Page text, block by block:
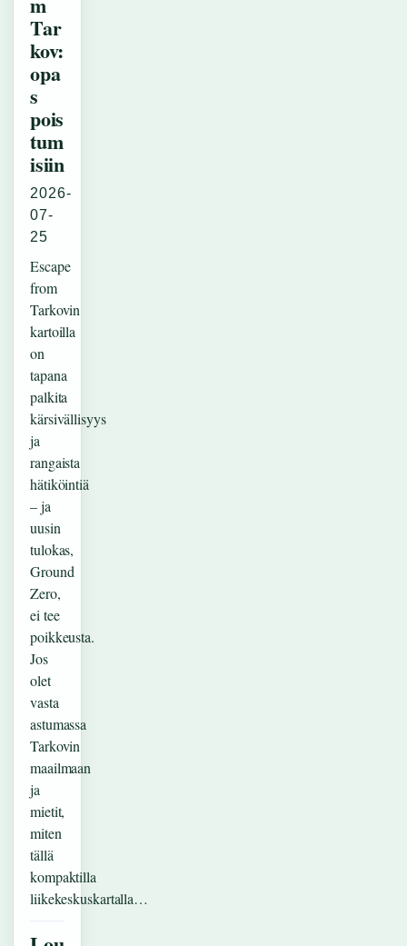
Tar
kov:
opa
s
pois
tum
isiin
2026-
07-
25
Escape
from
Tarkovin
kartoilla
on
tapana
palkita
kärsivällisyys
ja
rangaista
hätiköintiä
– ja
uusin
tulokas,
Ground
Zero,
ei tee
poikkeusta.
Jos
olet
vasta
astumassa
Tarkovin
maailmaan
ja
mietit,
miten
tällä
kompaktilla
liikekeskuskartalla…